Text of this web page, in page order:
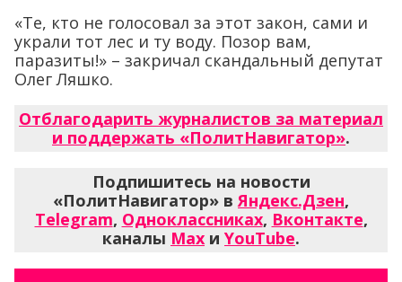
«Те, кто не голосовал за этот закон, сами и
украли тот лес и ту воду. Позор вам,
паразиты!» – закричал скандальный депутат
Олег Ляшко.
Отблагодарить журналистов за материал
и поддержать «ПолитНавигатор».
Подпишитесь на новости
«ПолитНавигатор» вЯндекс.Дзен,
Telegram, Одноклассниках, Вконтакте,
каналы Max и YouTube.